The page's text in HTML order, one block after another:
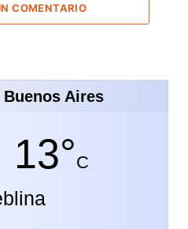
COMENTARIO
Aires
13°C